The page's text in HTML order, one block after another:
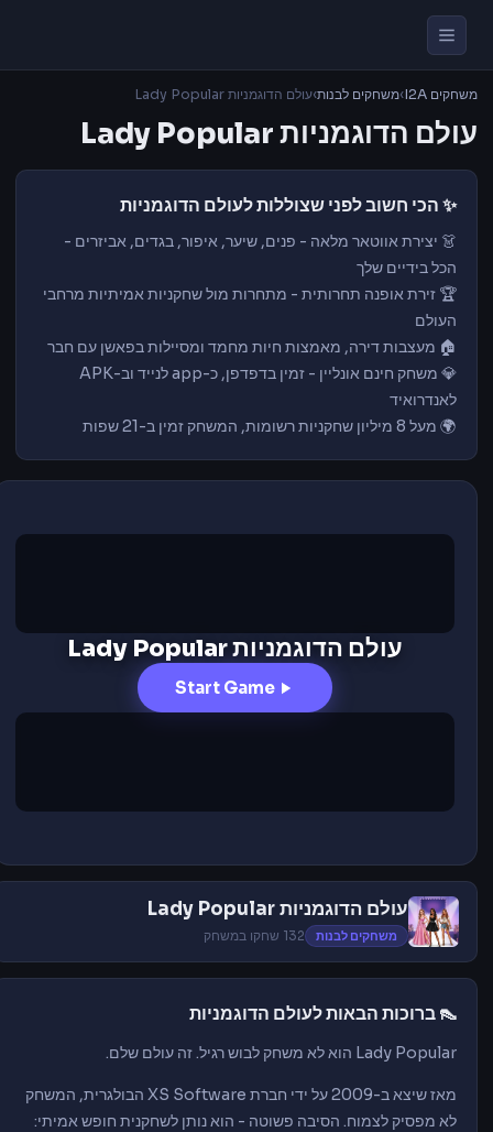
משחקים I2A ›משחקים לבנות›עולם הדוגמניות Lady Popular
עולם הדוגמניות Lady Popular
✨ הכי חשוב לפני שצוללות לעולם הדוגמניות
👗 יצירת אווטאר מלאה - פנים, שיער, איפור, בגדים, אביזרים -
הכל בידיים שלך
🏆 זירת אופנה תחרותית - מתחרות מול שחקניות אמיתיות מרחבי
העולם
🏠 מעצבות דירה, מאמצות חיות מחמד ומסיילות בפאשן עם חבר
💎 משחק חינם אונליין - זמין בדפדפן, כ-app לנייד וב-APK
לאנדרואיד
🌍 מעל 8 מיליון שחקניות רשומות, המשחק זמין ב-21 שפות
עולם הדוגמניות Lady Popular
Start Game
עולם הדוגמניות Lady Popular
משחקים לבנות 132 שחקו במשחק
👠 ברוכות הבאות לעולם הדוגמניות
Lady Popular הוא לא משחק לבוש רגיל. זה עולם שלם.
מאז שיצא ב-2009 על ידי חברת XS Software הבולגרית, המשחק
לא מפסיק לצמוח. הסיבה פשוטה - הוא נותן לשחקנית חופש אמיתי: